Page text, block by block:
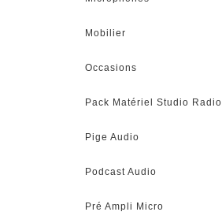
Mobilier
Occasions
Pack Matériel Studio Radio
Pige Audio
Podcast Audio
Pré Ampli Micro